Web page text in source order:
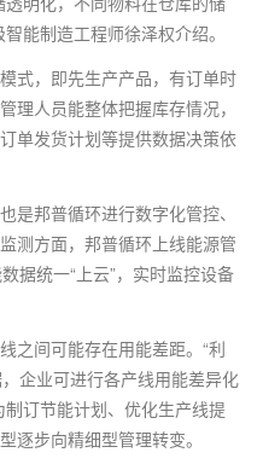
能制造工程师徐泽权介绍。
式，即先生产产品，有订单时
理人员能整体把握库存情况，
单发货计划等提供数据决策依
是邦普循环进行数字化管控、
测方面，邦普循环上线能源管
据统一“上云”，实时监控设备
之间可能存在用能差距。“利
企业可进行各产线用能差异化
订节能计划、优化生产线提
逐步向精细型管理转变。